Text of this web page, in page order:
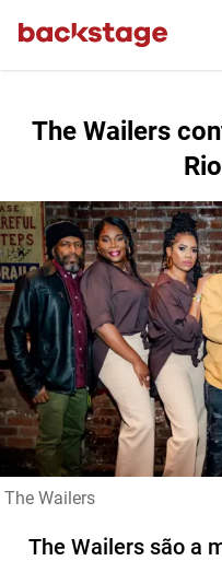
The Wailers
The Wailers
The Wailers são a